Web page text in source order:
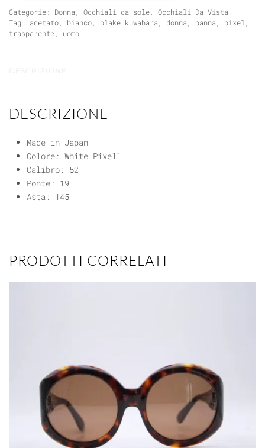
Categorie: Donna Occhiali da sole
Occhiali Da Vista
Tag: acetato bianco blake kuwahara donna panna pixel
trasparente
uomo
DESCRIZIONE
DESCRIZIONE
Made in Japan
Colore: White Pixell
Calibro: 52
Ponte: 19
Asta: 145
PRODOTTI CORRELATI